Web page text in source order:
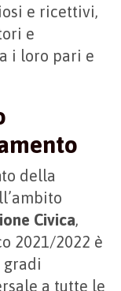
e ricettivi,
e
i loro pari e
della
Civica,
2021/2022 è
a tutte le